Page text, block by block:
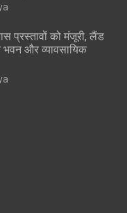
प्रस्तावों को मंजूरी, लैंड
भवन और व्यावसायिक